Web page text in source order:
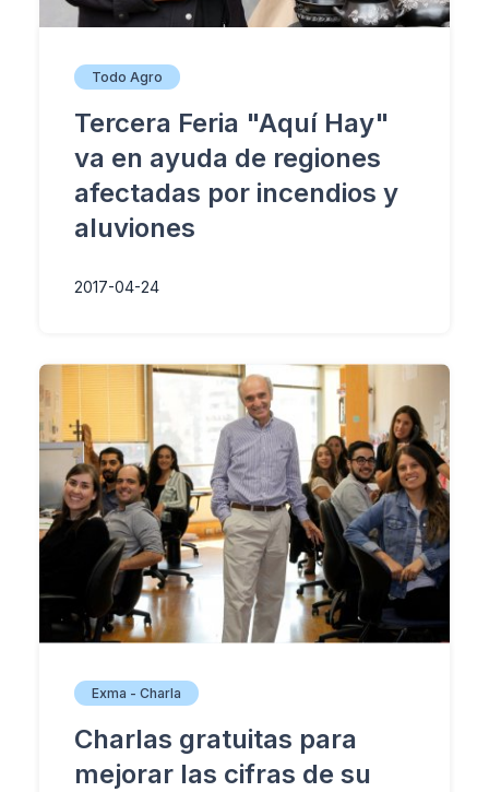
Todo Agro
Tercera Feria "Aquí Hay"
va en ayuda de regiones
afectadas por incendios y
aluviones
2017-04-24
Exma - Charla
Charlas gratuitas para
mejorar las cifras de su